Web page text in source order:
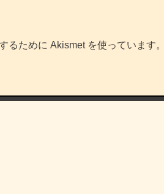
るために Akismet を使っています。